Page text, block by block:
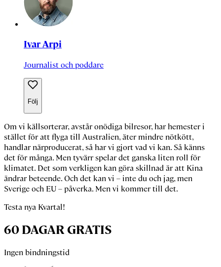
Ivar Arpi
Journalist och poddare
Följ
Om vi källsorterar, avstår onödiga bilresor, har hemester i
stället för att flyga till Australien, äter mindre nötkött,
handlar närproducerat, så har vi gjort vad vi kan. Så känns
det för många. Men tyvärr spelar det ganska liten roll för
klimatet. Det som verkligen kan göra skillnad är att Kina
ändrar beteende. Och det kan vi – inte du och jag, men
Sverige och EU – påverka. Men vi kommer till det.
Testa nya Kvartal!
60 DAGAR GRATIS
Ingen bindningstid